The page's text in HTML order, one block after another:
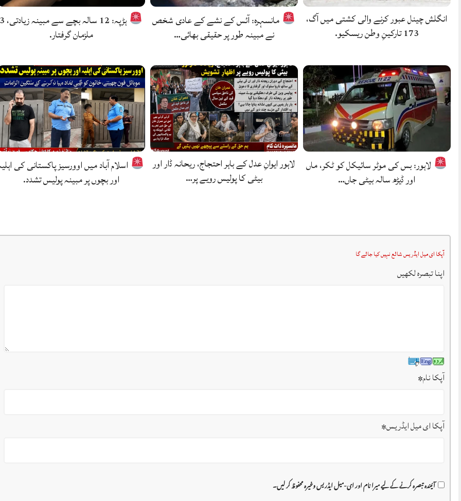
انگلش چینل عبور کرنے والی کشتی میں آگ،
173 تارکینِ وطن ریسکیو.
مانسہرہ: آئس کے نشے کے عادی شخص
نے مبینہ طور پر حقیقی بھائی…
ہڑپہ: 12 سالہ بچے
ملزمان گرفتار.
لاہور: بس کی موٹر سائیکل کو ٹکر، ماں
اور ڈیڑھ سالہ بیٹی جاں…
لاہور ایوانِ عدل کے باہر احتجاج، ریحانہ ڈار اور
بیٹی کا پولیس رویے پر…
اسلام آباد میں اوورسیز پاکستانی کی
اور بچوں پر مبینہ پولیس تشدد.
آپکا ای میل ایڈریس شائع نہیں کیا جائے گا
اپنا تبصرہ لکھیں
آپکا نام*
آپکا ای میل ایڈریس*
آئیندہ تبصرہ کرنے کے لیے میرا نام اور ای-میل ایڈریس وغیرہ محفوظ کر لیں۔